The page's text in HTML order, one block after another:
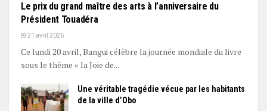
Le prix du grand maître des arts à l’anniversaire du
Président Touadéra
21 avril 2026
Ce lundi 20 avril, Bangui célèbre la journée mondiale du livre
sous le thème « la Joie de...
Une véritable tragédie vécue par les habitants
de la ville d’Obo